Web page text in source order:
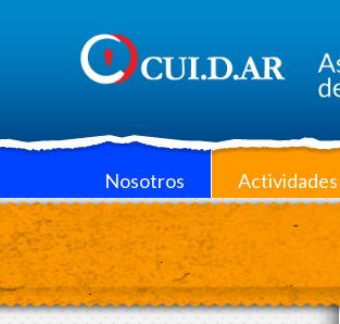
Nosotros Actividades